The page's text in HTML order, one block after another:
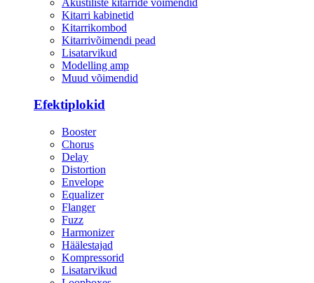
Kitarri kabinetid
Kitarrikombod
Kitarrivõimendi pead
Lisatarvikud
Modelling amp
Muud võimendid
Efektiplokid
Booster
Chorus
Delay
Distortion
Envelope
Equalizer
Flanger
Fuzz
Harmonizer
Häälestajad
Kompressorid
Lisatarvikud